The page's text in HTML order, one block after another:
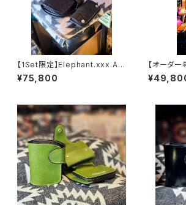
【1Set限定】Elephant.xxx.As
h'Gray-Black.Edition// JAC
K.RIDE.SSW
¥75,800
【オーダ
プルエディ